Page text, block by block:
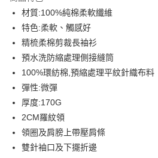
合作金庫商業銀行
華南商業銀行
上海商業儲蓄銀行
國泰世華商業銀行
臺灣中小企業銀行
匯豐（台灣）商業銀行
華
聯邦商業銀行
遠
元大商業銀行
玉山商業銀行
台新國際商業銀行
台灣樂天信用卡公司
6 期 0 利率 每期
華南商業銀行
上海商業儲蓄銀行
國泰世華商業銀行
臺灣中小企業銀行
台
匯豐（台灣）商業銀行
聯邦商業銀行
元大商業銀行
玉山商業銀行
台新國際商業銀行
台灣樂天信用卡公司
12 期 0 利率 每期NT$27
合作金庫商業銀行
上海商業儲蓄銀行
國泰世華商業銀行
兆
臺灣中小企業銀行
匯豐（台灣）商業銀行
聯邦商業銀行
元大商業銀行
玉山商業銀行
台新國際商業銀行
超商取貨付款
LINE Pay
Apple Pay
街口支付
悠遊付
Google Pay
材質:100%純棉柔軟纖維
特色:柔軟、觸感好
精梳柔棉剪裁長袖衫
預水洗防縮處理側接縫筒
100%環紡棉,預縮處理平紋針織布料
彈性:微彈
厚度:170G
2CM羅紋領
領圈及肩膀上帶壓肩條
雙針袖口及下擺折邊